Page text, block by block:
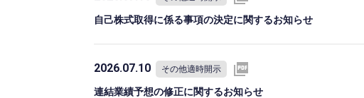
自己株式取得に係る事項の決定に関するお知らせ
2026.07.10 その他適時開示
連結業績予想の修正に関するお知らせ